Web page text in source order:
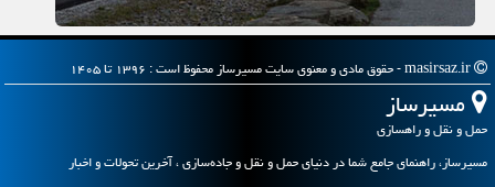
مسیرساز
حمل و نقل و راهسازی
مسیرساز، راهنمای جامع شما در دنیای حمل و نقل و جاده‌سازی ، آخرین تحولات و اخبار